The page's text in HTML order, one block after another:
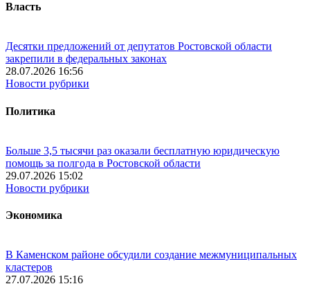
Власть
Десятки предложений от депутатов Ростовской области
закрепили в федеральных законах
28.07.2026 16:56
Новости рубрики
Политика
Больше 3,5 тысячи раз оказали бесплатную юридическую
помощь за полгода в Ростовской области
29.07.2026 15:02
Новости рубрики
Экономика
В Каменском районе обсудили создание межмуниципальных
кластеров
27.07.2026 15:16